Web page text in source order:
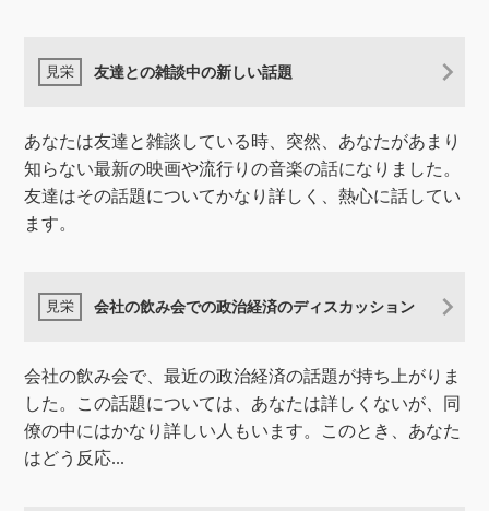
友達との雑談中の新しい話題
あなたは友達と雑談している時、突然、あなたがあまり
知らない最新の映画や流行りの音楽の話になりました。
友達はその話題についてかなり詳しく、熱心に話してい
ます。
会社の飲み会での政治経済のディスカッション
会社の飲み会で、最近の政治経済の話題が持ち上がりま
した。この話題については、あなたは詳しくないが、同
僚の中にはかなり詳しい人もいます。このとき、あなた
はどう反応...